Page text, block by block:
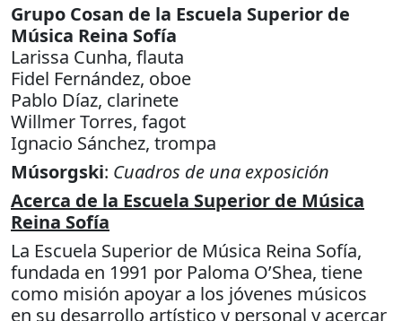
Grupo Cosan de la Escuela Superior de
Música Reina Sofía
Larissa Cunha, flauta
Fidel Fernández, oboe
Pablo Díaz, clarinete
Willmer Torres, fagot
Ignacio Sánchez, trompa
Músorgski: Cuadros de una exposición
Acerca de la Escuela Superior de Música
Reina Sofía
La Escuela Superior de Música Reina Sofía,
fundada en 1991 por Paloma O’Shea, tiene
como misión apoyar a los jóvenes músicos
en su desarrollo artístico y personal y acercar